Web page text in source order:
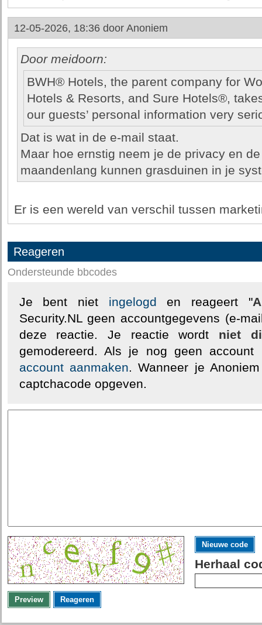
12-05-2026, 18:36 door Anoniem
Door meidoorn:
BWH® Hotels, the parent company for
Hotels & Resorts, and Sure Hotels®,
our guests’ personal information very
Dat is wat in de e-mail staat.
Maar hoe ernstig neem je de privacy en
maandenlang kunnen grasduinen in je
Er is een wereld van verschil tussen
Reageren
Ondersteunde bbcodes
Je bent niet ingelogd en reageert "
Security.NL geen accountgegevens (e-
deze reactie. Je reactie wordt niet
gemodereerd. Als je nog geen
account aanmaken. Wanneer je
captchacode opgeven.
Nieuwe code
Herhaal
Preview Reageren